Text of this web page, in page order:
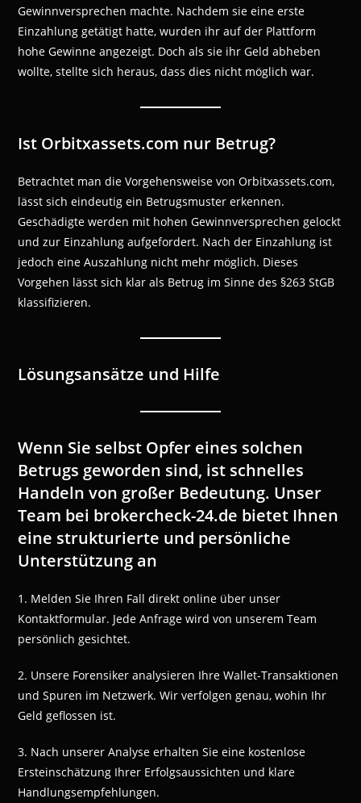
Gewinnversprechen machte. Nachdem sie eine erste
Einzahlung getätigt hatte, wurden ihr auf der Plattform
hohe Gewinne angezeigt. Doch als sie ihr Geld abheben
wollte, stellte sich heraus, dass dies nicht möglich war.
Ist Orbitxassets.com nur Betrug?
Betrachtet man die Vorgehensweise von Orbitxassets.com,
lässt sich eindeutig ein Betrugsmuster erkennen.
Geschädigte werden mit hohen Gewinnversprechen gelockt
und zur Einzahlung aufgefordert. Nach der Einzahlung ist
jedoch eine Auszahlung nicht mehr möglich. Dieses
Vorgehen lässt sich klar als Betrug im Sinne des §263 StGB
klassifizieren.
Lösungsansätze und Hilfe
Wenn Sie selbst Opfer eines solchen
Betrugs geworden sind, ist schnelles
Handeln von großer Bedeutung. Unser
Team bei brokercheck-24.de bietet Ihnen
eine strukturierte und persönliche
Unterstützung an
1. Melden Sie Ihren Fall direkt online über unser
Kontaktformular. Jede Anfrage wird von unserem Team
persönlich gesichtet.
2. Unsere Forensiker analysieren Ihre Wallet-Transaktionen
und Spuren im Netzwerk. Wir verfolgen genau, wohin Ihr
Geld geflossen ist.
3. Nach unserer Analyse erhalten Sie eine kostenlose
Ersteinschätzung Ihrer Erfolgsaussichten und klare
Handlungsempfehlungen.